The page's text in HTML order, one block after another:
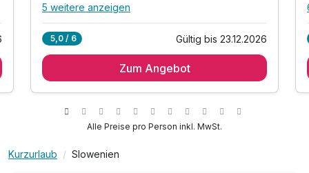
Alle Inklusivleistungen
inkl. Nutzung der Pools im Ramada Resort &
Kompas
inkl. 30% Rabatt auf den Saunaeinritt
inkl. Animationsprogramm im Hotel
5 weitere anzeigen
5,0 / 6 Gültig bis 23.12.2026
Zum Angebot
Alle Preise pro Person inkl. MwSt.
Kurzurlaub Slowenien